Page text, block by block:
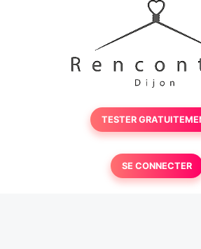
TESTER
SE CONNECTER